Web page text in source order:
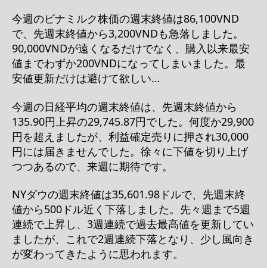
今週のビナミルク株価の週末終値は86,100VND
で、先週末終値から3,200VNDも急落しました。
90,000VNDが遠くなるだけでなく、購入以来最安
値までわずか200VNDになってしまいました。最
安値更新だけは避けて欲しい…
今週の日経平均の週末終値は、先週末終値から
135.90円上昇の29,745.87円でした。何度か29,900
円を超えましたが、利益確定売りに押され30,000
円には届きませんでした。徐々に下値を切り上げ
つつあるので、来週に期待です。
NYダウの週末終値は35,601.98ドルで、先週末終
値から500ドル近く下落しました。先々週まで5週
連続で上昇し、3週連続で過去最高値を更新してい
ましたが、これで2週連続下落となり、少し風向き
が変わってきたように思われます。